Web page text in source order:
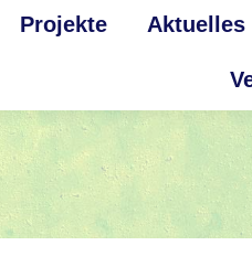
Projekte Aktuelles